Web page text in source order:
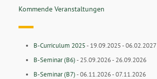
Kommende Veranstaltungen
B-Curriculum 2025- 19.09.2025 - 06.02.2027
B-Seminar (B6)- 25.09.2026 - 26.09.2026
B-Seminar (B7)- 06.11.2026 - 07.11.2026